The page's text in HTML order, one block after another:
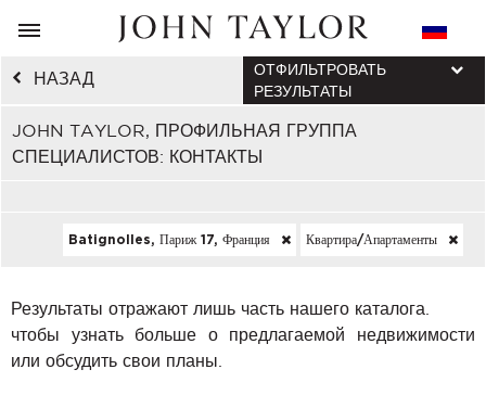
НАЗАД
JOHN TAYLOR, ПРОФИЛЬНАЯ ГРУППА
СПЕЦИАЛИСТОВ: КОНТАКТЫ
ОТФИЛЬТРОВАТЬ
РЕЗУЛЬТАТЫ
Batignolles, Париж 17, Франция Квартира/апартаменты
Результаты отражают лишь часть нашего каталога.
чтобы узнать больше о предлагаемой недвижимости
или обсудить свои планы.